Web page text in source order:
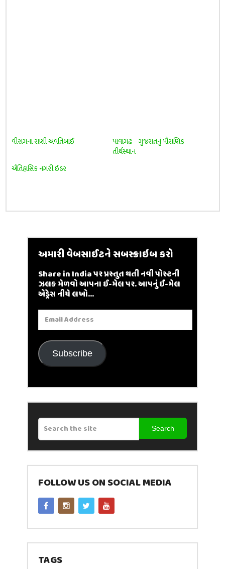
વીરાંગના રાણી અવંતિબાઈ
પાવાગઢ – ગુજરાતનું પૌરાણિક
તીર્થસ્થાન
ઐતિહાસિક નગરી ઇડર
અમારી વેબસાઈટને સબસ્ક્રાઇબ કરો
Share in India પર પ્રસ્તુત થતી નવી પોસ્ટની
ઝલક મેળવો આપના ઈ-મેલ પર. આપનું ઈ-મેલ
એડ્રેસ નીચે લખો...
Email
Address
Subscribe
Search
FOLLOW US ON SOCIAL MEDIA
TAGS